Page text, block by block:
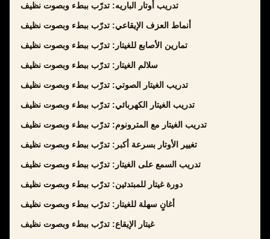
تدريب أوتار الباريه: تدرّب ببطء وبصوت نظيف
أنماط العزف الإيقاعي: تدرّب ببطء وبصوت نظيف
تمارين الأصابع للغيتار: تدرّب ببطء وبصوت نظيف
سلالم الغيتار: تدرّب ببطء وبصوت نظيف
تدريب الغيتار الصوتي: تدرّب ببطء وبصوت نظيف
تدريب الغيتار الكهربائي: تدرّب ببطء وبصوت نظيف
تدريب الغيتار مع المترونوم: تدرّب ببطء وبصوت نظيف
تغيير الأوتار بسرعة أكبر: تدرّب ببطء وبصوت نظيف
تدريب السمع على الغيتار: تدرّب ببطء وبصوت نظيف
دورة غيتار للمبتدئين: تدرّب ببطء وبصوت نظيف
أغانٍ سهلة للغيتار: تدرّب ببطء وبصوت نظيف
غيتار الإيقاع: تدرّب ببطء وبصوت نظيف